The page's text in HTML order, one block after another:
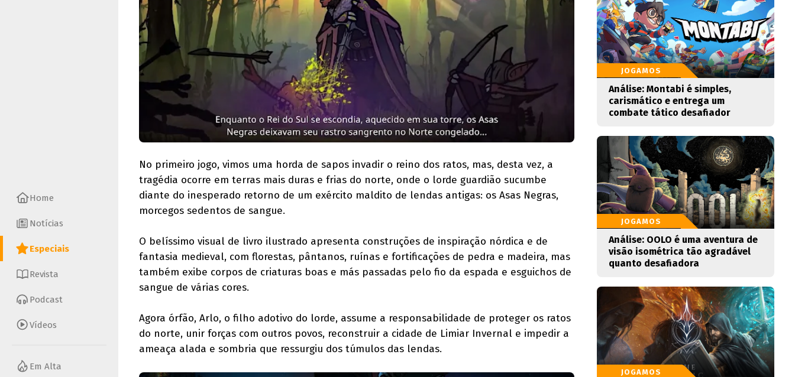
Home
Notícias
Especiais
Revista
Podcast
Vídeos
Em Alta
No primeiro jogo, vimos uma horda de sapos invadir o reino dos ratos, mas, desta vez, a
tragédia ocorre em terras mais duras e frias do norte, onde o lorde guardião sucumbe
diante do inesperado retorno de um exército maldito de lendas antigas: os Asas Negras,
morcegos sedentos de sangue.
O belíssimo visual de livro ilustrado apresenta construções de inspiração nórdica e de
fantasia medieval, com florestas, pântanos, ruínas e fortificações de pedra e madeira, mas
também exibe corpos de criaturas boas e más passadas pelo fio da espada e esguichos de
sangue de várias cores.
Agora órfão, Arlo, o filho adotivo do lorde, assume a responsabilidade de proteger os ratos
do norte, unir forças com outros povos, reconstruir a cidade de Limiar Invernal e impedir a
ameaça alada e sombria que ressurgiu dos túmulos das lendas.
JOGAMOS
Análise: Montabi é simples,
carismático e entrega um
combate tático desafiador
JOGAMOS
Análise: OOLO é uma aventura de
visão isométrica tão agradável
quanto desafiadora
JOGAMOS